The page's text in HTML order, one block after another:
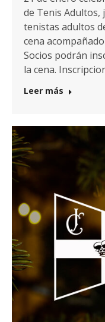
de Tenis Adultos,
tenistas adultos
cena
Socios podrán
la cena.
Leer más